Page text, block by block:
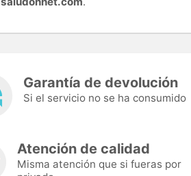
Garantía de devolución
Si el servicio no se ha consumido
Atención de calidad
Misma atención que si fueras por